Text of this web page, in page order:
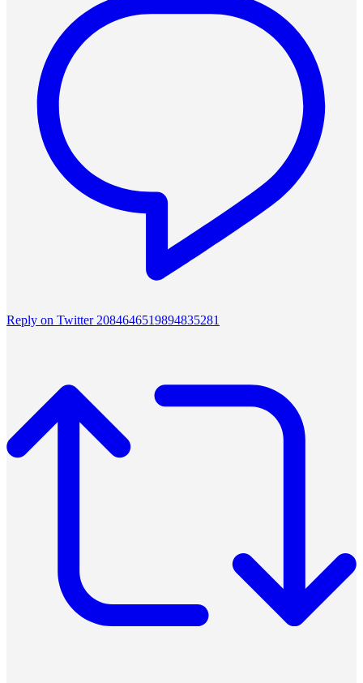
Reply on Twitter 2084646519894835281